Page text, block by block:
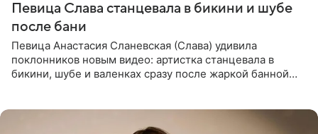
Певица Слава станцевала в бикини и шубе
после бани
Певица Анастасия Сланевская (Слава) удивила
поклонников новым видео: артистка станцевала в
бикини, шубе и валенках сразу после жаркой банной